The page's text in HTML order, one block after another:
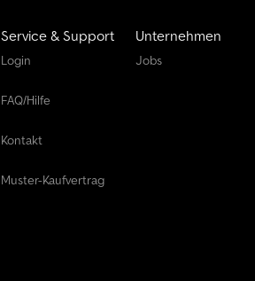
Service & Support
Login
FAQ/Hilfe
Kontakt
Muster-Kaufvertrag
Unternehmen
Jobs